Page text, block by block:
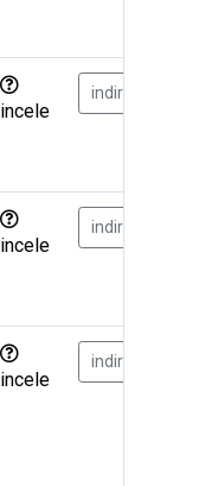
incele
indir
incele
indir
incele
indir